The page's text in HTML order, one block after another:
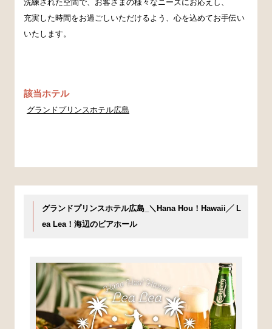
洗練された空間で、お客さまの様々なニーズにお応えし、
充実した時間をお過ごしいただけるよう、心を込めてお手伝い
いたします。
該当ホテル
グランドプリンスホテル広島
グランドプリンスホテル広島_＼Hana Hou！Hawaii╱ L
ea Lea！海辺のビアホール